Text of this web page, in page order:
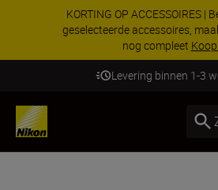
KORTING OP ACCESSOIRES |
geselecteerde accessoires,
nog compleet
Levering binnen 1-3